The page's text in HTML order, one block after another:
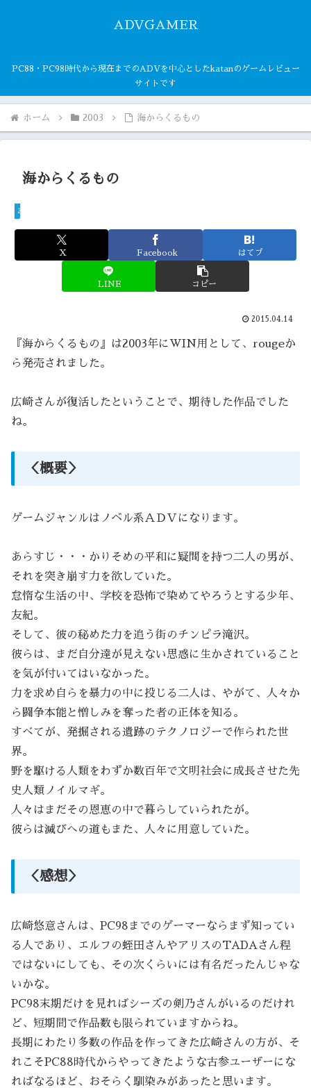
ADVGAMER
PC88・PC98時代から現在までのADVを中心としたkatanのゲームレビュー
サイトです
ホーム 2003 海からくるもの
海からくるもの
2003
X Facebook はてブ
LINE コピー
2015.04.14
『海からくるもの』は2003年にWIN用として、rougeか
ら発売されました。
広崎さんが復活したということで、期待した作品でした
ね。
＜概要＞
ゲームジャンルはノベル系ＡＤＶになります。
あらすじ・・・かりそめの平和に疑問を持つ二人の男が、
それを突き崩す力を欲していた。
怠惰な生活の中、学校を恐怖で染めてやろうとする少年、
友紀。
そして、彼の秘めた力を追う街のチンピラ滝沢。
彼らは、まだ自分達が見えない思惑に生かされていること
を気が付いてはいなかった。
力を求め自らを暴力の中に投じる二人は、やがて、人々か
ら闘争本能と憎しみを奪った者の正体を知る。
すべてが、発掘される遺跡のテクノロジーで作られた世
界。
野を駆ける人類をわずか数百年で文明社会に成長させた先
史人類ノイルマギ。
人々はまだその恩恵の中で暮らしていられたが。
彼らは滅びへの道もまた、人々に用意していた。
＜感想＞
広崎悠意さんは、PC98までのゲーマーならまず知ってい
る人であり、エルフの蛭田さんやアリスのTADAさん程
ではないにしても、その次くらいには有名だったんじゃな
いかな。
PC98末期だけを見ればシーズの剣乃さんがいるのだけれ
ど、短期間で作品数も限られていますからね。
長期にわたり多数の作品を作ってきた広崎さんの方が、そ
れこそPC88時代からやってきたような古参ユーザーにな
ればなるほど、おそらく馴染みがあったと思います。